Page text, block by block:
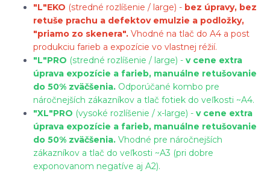
"L"EKO (stredné rozlíšenie / large) - bez úpravy, bez
retuše prachu a defektov emulzie a podložky,
"priamo zo skenera". Vhodné na tlač do A4 a post
produkciu farieb a expozície vo vlastnej réžií.
"L"PRO (stredné rozlíšenie / large) - v cene extra
úprava expozície a farieb, manuálne retušovanie
do 50% zväčšenia. Odporúčané kombo pre
náročnejších zákazníkov a tlač fotiek do veľkosti ~A4.
"XL"PRO (vysoké rozlíšenie / x-large) - v cene extra
úprava expozície a farieb, manuálne retušovanie
do 50% zväčšenia. Vhodné pre náročnejších
zákazníkov a tlač do veľkosti ~A3 (pri dobre
exponovanom negatíve aj A2).